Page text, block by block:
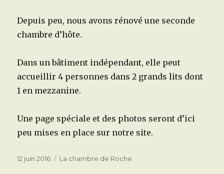
Depuis peu, nous avons rénové une seconde
chambre d’hôte.
Dans un bâtiment indépendant, elle peut
accueillir 4 personnes dans 2 grands lits dont
1 en mezzanine.
Une page spéciale et des photos seront d’ici
peu mises en place sur notre site.
Publié
12 juin 2016 Catégories
La chambre de Roche